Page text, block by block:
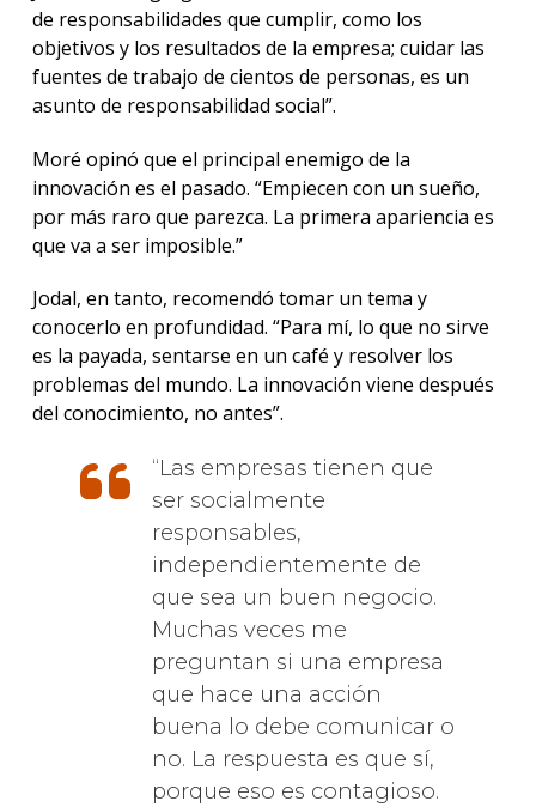
de responsabilidades que cumplir, como los
objetivos y los resultados de la empresa; cuidar las
fuentes de trabajo de cientos de personas, es un
asunto de responsabilidad social”.
Moré opinó que el principal enemigo de la
innovación es el pasado. “Empiecen con un sueño,
por más raro que parezca. La primera apariencia es
que va a ser imposible.”
Jodal, en tanto, recomendó tomar un tema y
conocerlo en profundidad. “Para mí, lo que no sirve
es la payada, sentarse en un café y resolver los
problemas del mundo. La innovación viene después
del conocimiento, no antes”.
Las empresas tienen que
ser socialmente
responsables,
independientemente de
que sea un buen negocio.
Muchas veces me
preguntan si una empresa
que hace una acción
buena lo debe comunicar o
no. La respuesta es que sí,
porque eso es contagioso.